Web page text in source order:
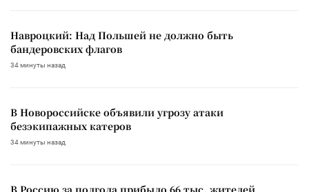
Навроцкий: Над Польшей не должно быть
бандеровских флагов
34 минуты назад
В Новороссийске объявили угрозу атаки
безэкипажных катеров
34 минуты назад
В Россию за полгода прибыло 66 тыс. жителей